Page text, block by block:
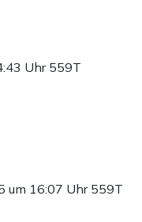
Uhr 559T
um 16:07 Uhr 559T